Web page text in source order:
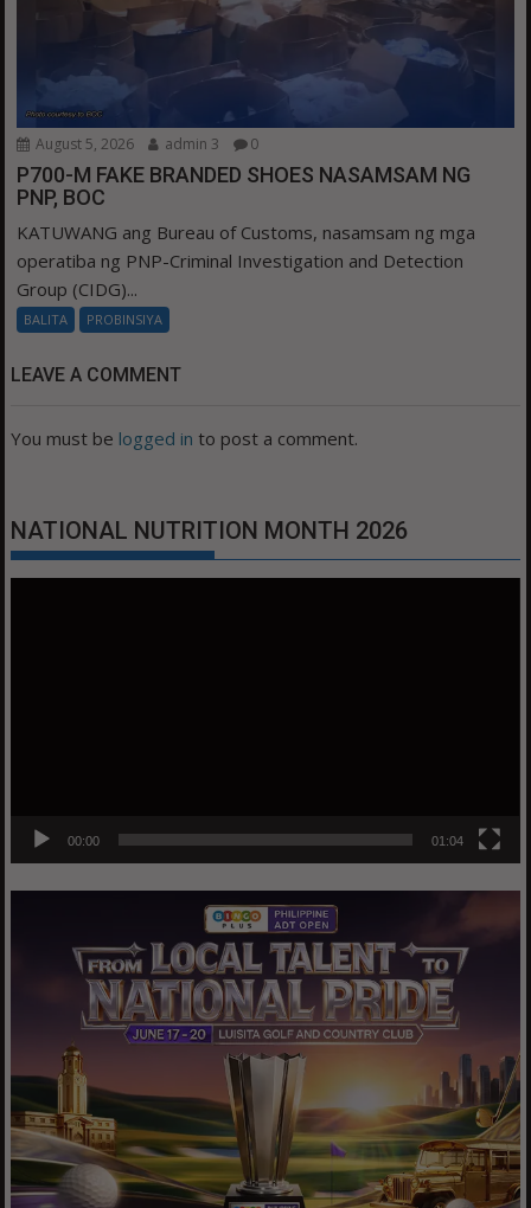
August 5, 2026 admin 3 0
P700-M FAKE BRANDED SHOES NASAMSAM NG
PNP, BOC
KATUWANG ang Bureau of Customs, nasamsam ng mga
operatiba ng PNP-Criminal Investigation and Detection
Group (CIDG)...
BALITA PROBINSIYA
LEAVE A COMMENT
You must be logged in to post a comment.
NATIONAL NUTRITION MONTH 2026
00:00 01:04